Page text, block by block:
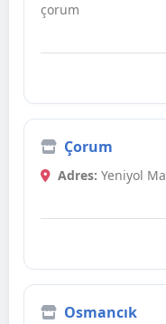
çorum
Çorum
Adres: Yeniyol
Osmancık